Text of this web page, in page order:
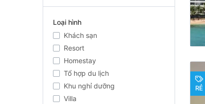
Loại hình
Khách sạn
Resort
Homestay
Tổ hợp du lịch
Khu nghỉ dưỡng
Villa
RẺ